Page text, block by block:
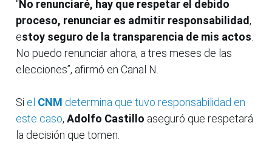
“No renunciaré, hay que respetar el debido
proceso, renunciar es admitir responsabilidad,
estoy seguro de la transparencia de mis actos
No puedo renunciar ahora, a tres meses de las
elecciones”, afirmó en Canal N.
Si el CNM determina que tuvo responsabilidad en
este caso, Adolfo Castillo aseguró que respetará
la decisión que tomen.